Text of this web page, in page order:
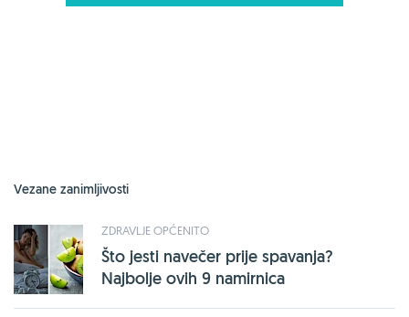
Vezane zanimljivosti
ZDRAVLJE OPĆENITO
Što jesti navečer prije spavanja?
Najbolje ovih 9 namirnica